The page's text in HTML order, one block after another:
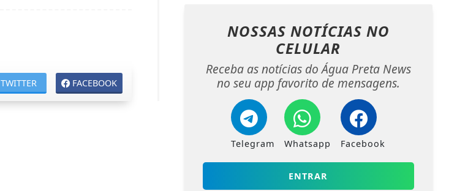
FACEBOOK
TWITTER
NOSSAS NOTÍCIAS NO
CELULAR
Receba as notícias do Água Preta News
no seu app favorito de mensagens.
Telegram Whatsapp Facebook
ENTRAR